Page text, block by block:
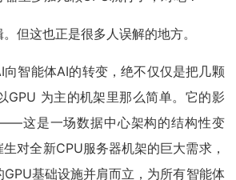
但这也正是很多人误解的地方。
向智能体AI的转变，绝不仅仅是把几颗
GPU 为主的机架里那么简单。它的影
这是一场数据中心架构的结构性变
对全新CPU服务器机架的巨大需求，
基础设施并肩而立，为所有智能体